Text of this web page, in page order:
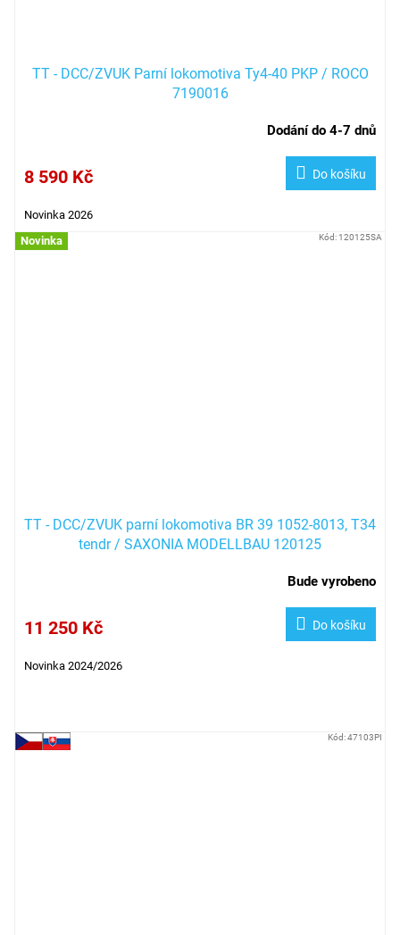
TT - DCC/ZVUK Parní lokomotiva Ty4-40 PKP / ROCO
7190016
Dodání do 4-7 dnů
8 590 Kč Do košíku
Novinka 2026
Novinka
TT - DCC/ZVUK parní lokomotiva BR 39 1052-8013, T34
tendr / SAXONIA MODELLBAU 120125
Bude vyrobeno
11 250 Kč Do košíku
Novinka 2024/2026
Kód: 120125SA
Kód:47103PI